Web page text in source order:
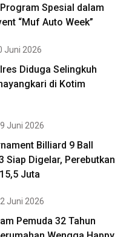
Spesial dalam
“Muf Auto Week”
Juni 2026
Diduga Selingkuh
di Kotim
Juni 2026
Billiard 9 Ball
Siap Digelar, Perebutkan
Juta
Juni 2026
Pemuda 32 Tahun